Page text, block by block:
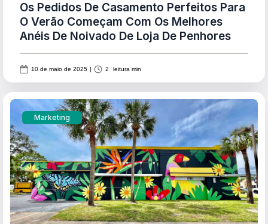
Os Pedidos De Casamento Perfeitos Para
O Verão Começam Com Os Melhores
Anéis De Noivado De Loja De Penhores
10 de maio de 2025 | 2 leitura min
Marketing